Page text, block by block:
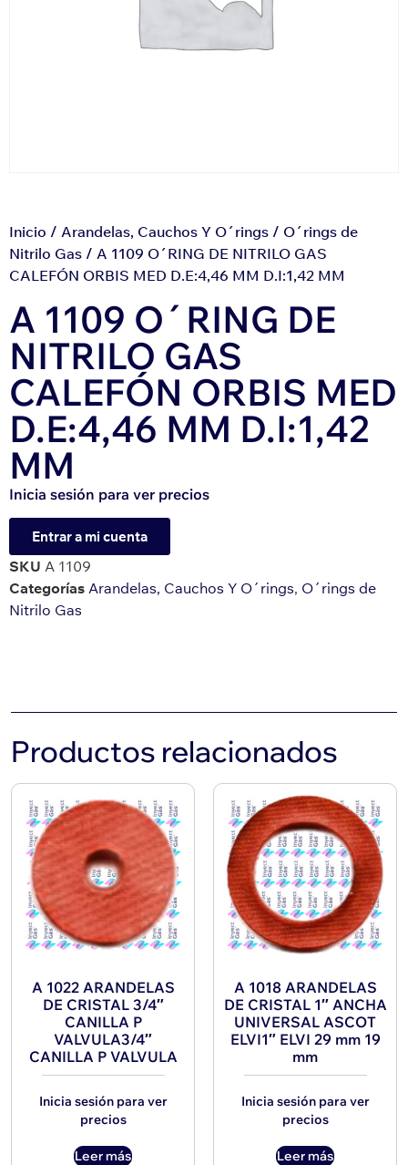
Inicio / Arandelas, Cauchos Y O´rings / O´rings de
Nitrilo Gas / A 1109 O´RING DE NITRILO GAS
CALEFÓN ORBIS MED D.E:4,46 MM D.I:1,42 MM
A 1109 O´RING DE
NITRILO GAS
CALEFÓN ORBIS MED
D.E:4,46 MM D.I:1,42
MM
Inicia sesión para ver precios
Entrar a mi cuenta
SKU A 1109
Categorías Arandelas, Cauchos Y O´rings, O´rings de
Nitrilo Gas
Productos relacionados
A 1022 ARANDELAS
DE CRISTAL 3/4″
CANILLA P
VALVULA3/4″
CANILLA P VALVULA
Inicia sesión para ver
precios
Leer más
A 1018 ARANDELAS
DE CRISTAL 1″ ANCHA
UNIVERSAL ASCOT
ELVI1″ ELVI 29 mm 19
mm
Inicia sesión para ver
precios
Leer más